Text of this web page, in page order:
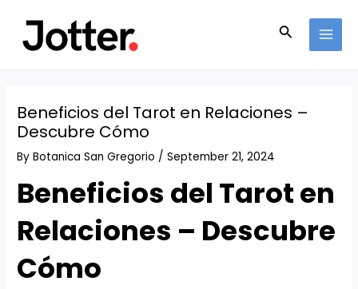
content
Search
Beneficios del Tarot en Relaciones –
Descubre Cómo
ByBotanica San Gregorio /September 21, 2024
Beneficios del Tarot en
Relaciones – Descubre
Cómo
navigation